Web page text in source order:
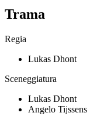
Trama
Regia
Lukas Dhont
Sceneggiatura
Lukas Dhont
Angelo Tijssens